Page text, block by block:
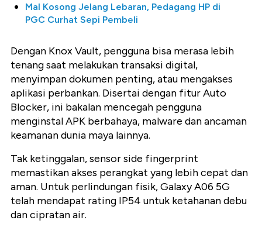
Mal Kosong Jelang Lebaran, Pedagang HP di
PGC Curhat Sepi Pembeli
Dengan Knox Vault, pengguna bisa merasa lebih
tenang saat melakukan transaksi digital,
menyimpan dokumen penting, atau mengakses
aplikasi perbankan. Disertai dengan fitur Auto
Blocker, ini bakalan mencegah pengguna
menginstal APK berbahaya, malware dan ancaman
keamanan dunia maya lainnya.
Tak ketinggalan, sensor side fingerprint
memastikan akses perangkat yang lebih cepat dan
aman. Untuk perlindungan fisik, Galaxy A06 5G
telah mendapat rating IP54 untuk ketahanan debu
dan cipratan air.